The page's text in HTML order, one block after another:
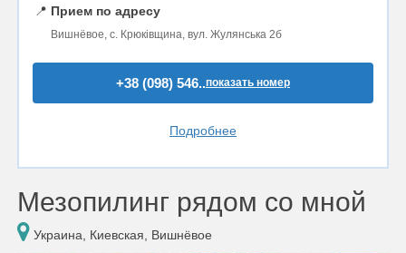
📍 Прием по адресу
Вишнёвое, с. Крюківщина, вул. Жулянська 2б
+38 (098) 546..показать номер
Подробнее
Мезопилинг рядом со мной
Украина, Киевская, Вишнёвое